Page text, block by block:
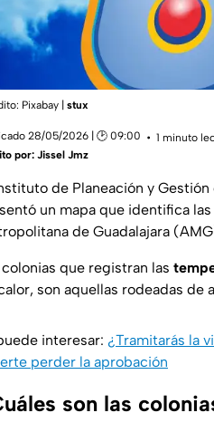
Pixabay | stux
28/05/2026 | 🕑 09:00
1 minuto
por: Jissel Jmz
de Planeación y
un mapa que identifica
de Guadalajara
colonias que registran las
son aquellas rodeadas de
interesar: ¿Tramitarás la
perder la aprobación
son las